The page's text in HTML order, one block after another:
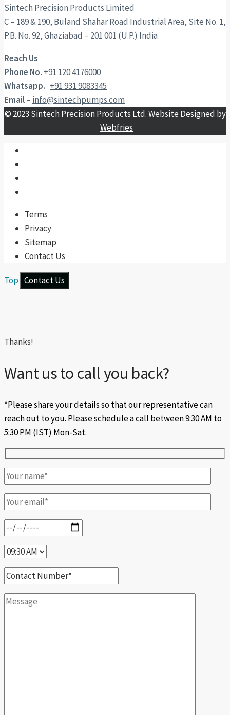
Sintech Precision Products Limited
C – 189 & 190, Buland Shahar Road Industrial Area, Site No. 1,
P.B. No. 92, Ghaziabad – 201 001 (U.P.) India
Reach Us
Phone No. +91 120 4176000
Whatsapp. +91 931 9083345
Email – info@sintechpumps.com
© 2023 Sintech Precision Products Ltd. Website Designed by
Webfries
Terms
Privacy
Sitemap
Contact Us
Top Contact Us
Thanks!
Want us to call you back?
*Please share your details so that our representative can
reach out to you. Please schedule a call between 9:30 AM to
5:30 PM (IST) Mon-Sat.